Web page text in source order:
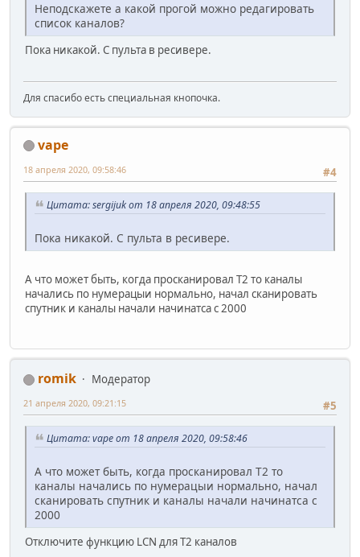
Неподскажете а какой прогой можно редагировать
список каналов?
Пока никакой. С пульта в ресивере.
Для спасибо есть специальная кнопочка.
vape
#4
18 апреля 2020, 09:58:46
Цитата: sergijuk от 18 апреля 2020, 09:48:55
Пока никакой. С пульта в ресивере.
А что может быть, когда просканировал Т2 то каналы
начались по нумерацыи нормально, начал сканировать
спутник и каналы начали начинатса с 2000
romik
Модератор
#5
21 апреля 2020, 09:21:15
Цитата: vape от 18 апреля 2020, 09:58:46
А что может быть, когда просканировал Т2 то
каналы начались по нумерацыи нормально, начал
сканировать спутник и каналы начали начинатса с
2000
Отключите функцию LCN для Т2 каналов